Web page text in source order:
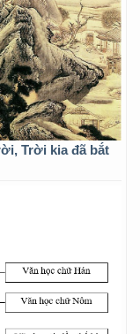
Trời kia đã bắt